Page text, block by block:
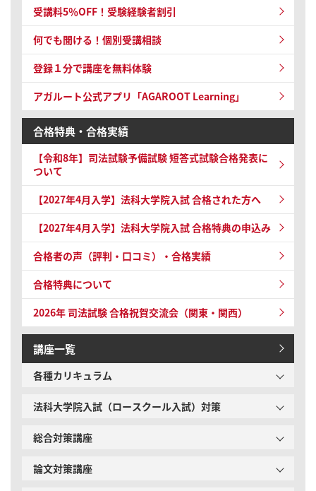
受講料5％OFF！受験経験者割引
何でも聞ける！個別受講相談
登録１分で講座を無料体験
アガルート公式アプリ「AGAROOT Learning」
合格特典・合格実績
【令和8年】 司法試験予備試験 短答式試験合格発表に
ついて
【2027年4月入学】法科大学院入試 合格された方へ
【2027年4月入学】法科大学院入試 合格特典の申込み
合格者の声（評判・口コミ）・合格実績
合格特典について
2026年 司法試験合格祝賀交流会（関東・関西）
講座一覧
各種カリキュラム
法科大学院入試（ロースクール入試）対策
総合対策講座
論文対策講座